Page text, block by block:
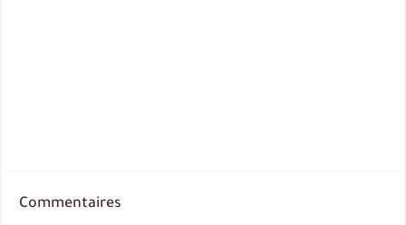
Commentaires